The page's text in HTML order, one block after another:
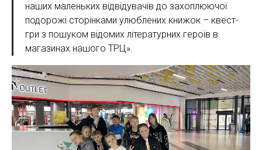
наших маленьких відвідувачів до захоплюючої
подорожі сторінками улюблених книжок – квест-
гри з пошуком відомих літературних героїв в
магазинах нашого ТРЦ».